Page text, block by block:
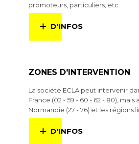
promoteurs, particuliers, etc.
D'INFOS
ZONES D'INTERVENTION
La société ECLA peut intervenir
France (02 - 59 - 60 - 62 - 80), mais
Normandie (27 - 76) et les régions
D'INFOS